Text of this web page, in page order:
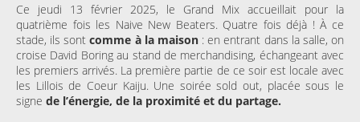
Ce jeudi 13 février 2025, le Grand Mix accueillait pour la
quatrième fois les Naive New Beaters. Quatre fois déjà ! À ce
stade, ils sontcomme à la maison: en entrant dans la salle, on
croise David Boring au stand de merchandising, échangeant avec
les premiers arrivés. La première partie de ce soir est locale avec
les Lillois de Coeur Kaiju. Une soirée sold out, placée sous le
signe de l’énergie, de la proximité et du partage.